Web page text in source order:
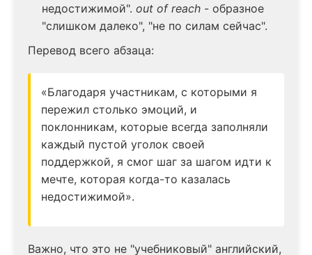
недостижимой". out of reach - образное
"слишком далеко", "не по силам сейчас".
Перевод всего абзаца:
«Благодаря участникам, с которыми я
пережил столько эмоций, и
поклонникам, которые всегда заполняли
каждый пустой уголок своей
поддержкой, я смог шаг за шагом идти к
мечте, которая когда-то казалась
недостижимой».
Важно, что это не "учебниковый" английский,